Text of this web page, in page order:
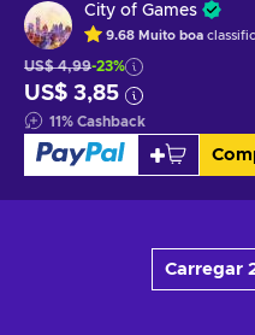
City of Games
9.68 Muito boa
US$ 4,99-23%
US$ 3,85
11% Cashback
Carregar